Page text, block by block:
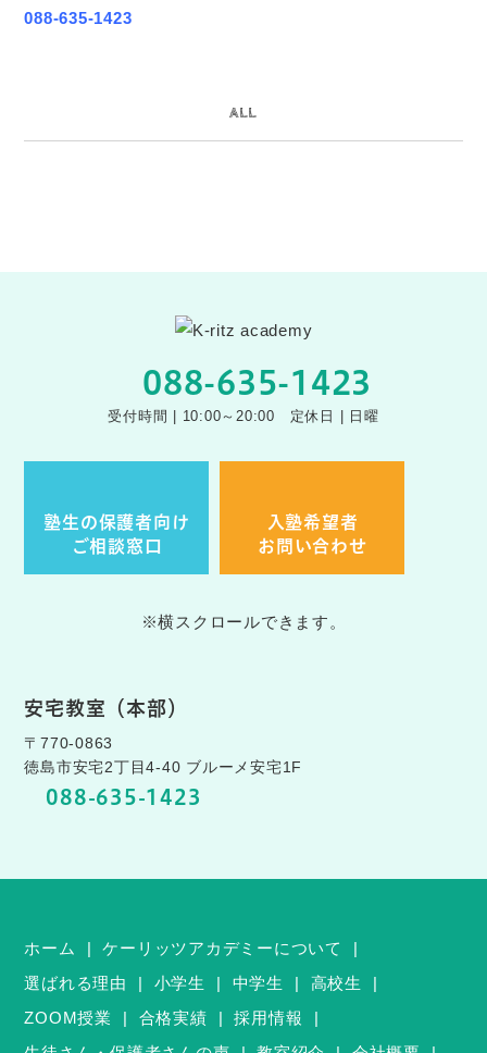
088-635-1423
ALL
088-635-1423
受付時間 | 10:00～20:00 定休日 | 日曜
塾生の保護者向け
ご相談窓口
入塾希望者
お問い合わせ
※横スクロールできます。
安宅教室（本部）
〒770-0863
徳島市安宅2丁目4-40 ブルーメ安宅1F
088-635-1423
ホーム
ケーリッツアカデミーについて
選ばれる理由
小学生 中学生
高校生
ZOOM授業
合格実績
採用情報